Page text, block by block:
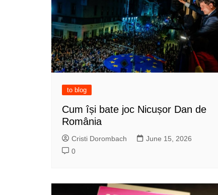
to blog
Cum își bate joc Nicușor Dan de
România
Cristi Dorombach
June 15, 2026
0